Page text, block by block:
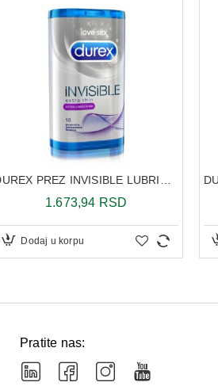
1.673,94 RSD
Dodaj u korpu
Pratite nas: